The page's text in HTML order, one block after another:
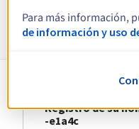
Registro de su
-e1a4c
Para más información,
de información y uso